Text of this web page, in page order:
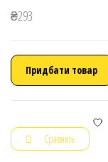
₴293
Придбати товар
Сравнить